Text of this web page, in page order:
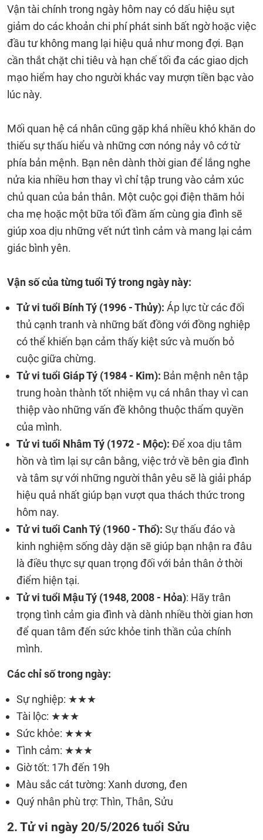
Vận tài chính trong ngày hôm nay có dấu hiệu sụt
giảm do các khoản chi phí phát sinh bất ngờ hoặc việc
đầu tư không mang lại hiệu quả như mong đợi. Bạn
cần thắt chặt chi tiêu và hạn chế tối đa các giao dịch
mạo hiểm hay cho người khác vay mượn tiền bạc vào
lúc này.
Mối quan hệ cá nhân cũng gặp khá nhiều khó khăn do
thiếu sự thấu hiểu và những cơn nóng nảy vô cớ từ
phía bản mệnh. Bạn nên dành thời gian để lắng nghe
nửa kia nhiều hơn thay vì chỉ tập trung vào cảm xúc
chủ quan của bản thân. Một cuộc gọi điện thăm hỏi
cha mẹ hoặc một bữa tối đầm ấm cùng gia đình sẽ
giúp xoa dịu những vết nứt tình cảm và mang lại cảm
giác bình yên.
Vận số của từng tuổi Tý trong ngày này:
Tử vi tuổi Bính Tý (1996 - Thủy): Áp lực từ các đối
thủ cạnh tranh và những bất đồng với đồng nghiệp
có thể khiến bạn cảm thấy kiệt sức và muốn bỏ
cuộc giữa chừng.
Tử vi tuổi Giáp Tý (1984 - Kim): Bản mệnh nên tập
trung hoàn thành tốt nhiệm vụ cá nhân thay vì can
thiệp vào những vấn đề không thuộc thẩm quyền
của mình.
Tử vi tuổi Nhâm Tý (1972 - Mộc): Để xoa dịu tâm
hồn và tìm lại sự cân bằng, việc trở về bên gia đình
và tâm sự với những người thân yêu sẽ là giải pháp
hiệu quả nhất giúp bạn vượt qua thách thức trong
hôm nay.
Tử vi tuổi Canh Tý (1960 - Thổ): Sự thấu đáo và
kinh nghiệm sống dày dặn sẽ giúp bạn nhận ra đâu
là điều thực sự quan trọng đối với bản thân ở thời
điểm hiện tại.
Tử vi tuổi Mậu Tý (1948, 2008 - Hỏa): Hãy trân
trọng tình cảm gia đình và dành nhiều thời gian hơn
để quan tâm đến sức khỏe tinh thần của chính
mình.
Các chỉ số trong ngày:
Sự nghiệp: ★★★
Tài lộc: ★★★
Sức khỏe: ★★★
Tình cảm: ★★★
Giờ tốt: 17h đến 19h
Màu sắc cát tường: Xanh dương, đen
Quý nhân phù trợ: Thìn, Thân, Sửu
2. Tử vi ngày 20/5/2026 tuổi Sửu